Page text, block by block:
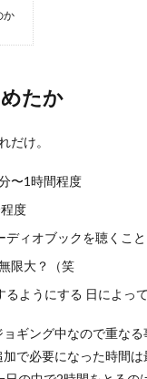
か
たか
だけ。
〜1時間程度
度
ディオブックを聴くこ
限大？（笑
るようにする 日によっ
ギング中なので重な
で必要になった時間